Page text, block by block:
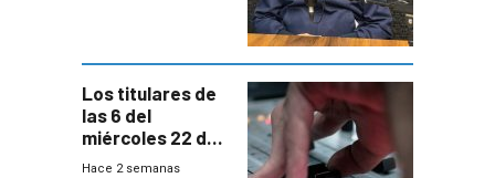
Los titulares de
las 6 del
miércoles 22 de
julio de 2026
Hace 2 semanas